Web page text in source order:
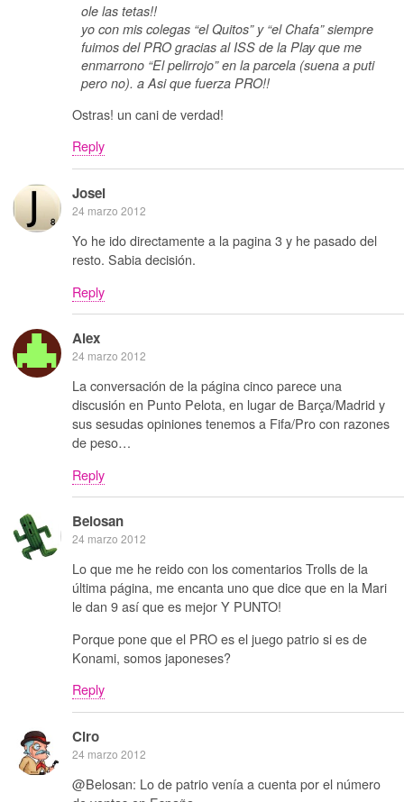
ole las tetas!!
yo con mis colegas “el Quitos” y “el Chafa” siempre
fuimos del PRO gracias al ISS de la Play que me
enmarrono “El pelirrojo” en la parcela (suena a puti
pero no). a Asi que fuerza PRO!!
Ostras! un cani de verdad!
Reply
Josei
24 marzo 2012
Yo he ido directamente a la pagina 3 y he pasado del
resto. Sabia decisión.
Reply
Alex
24 marzo 2012
La conversación de la página cinco parece una
discusión en Punto Pelota, en lugar de Barça/Madrid y
sus sesudas opiniones tenemos a Fifa/Pro con razones
de peso…
Reply
Belosan
24 marzo 2012
Lo que me he reido con los comentarios Trolls de la
última página, me encanta uno que dice que en la Mari
le dan 9 así que es mejor Y PUNTO!
Porque pone que el PRO es el juego patrio si es de
Konami, somos japoneses?
Reply
Ciro
24 marzo 2012
@Belosan: Lo de patrio venía a cuenta por el número